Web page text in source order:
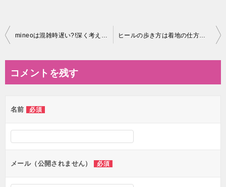
投
ビ
ー
シ
ン
mineoは混雑時遅い?!深く考えすぎる必要はまったくなし!!その魅力は? ヒールの歩き方は着地の仕方が大事？！正しい歩き方でヒール美人になろう
コメントを残す
名前 必須
メール（公開されません） 必須